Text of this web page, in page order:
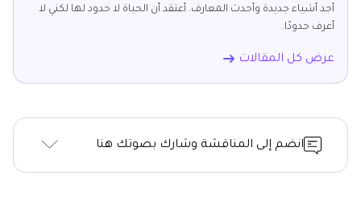
أجد أشياء جديدة وأحدث المعارف. أعتقد أن الحياة لا حدود لها لكني لا
أعرف حدودًا.
عرض كل المقالات
انضم إلى المناقشة وشارك بصوتك هنا